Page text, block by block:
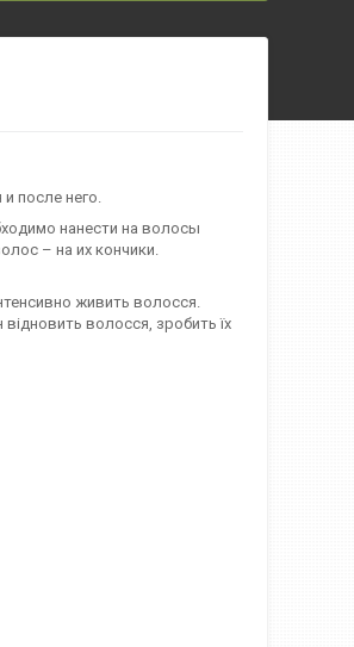
после него.
нанести на волосы
– на их кончики.
живить волосся.
волосся, зробить їх